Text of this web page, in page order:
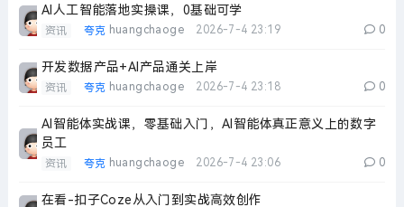
AI人工智能落地实操课，0基础可学
资讯 夸克 huangchaoge 2026-7-4 23:19 0
开发数据产品+AI产品通关上岸
资讯 夸克 huangchaoge 2026-7-4 23:18 0
AI智能体实战课，零基础入门，AI智能体真正意义上的数字
员工
资讯 夸克 huangchaoge 2026-7-4 23:06 0
在看-扣子Coze从入门到实战高效创作